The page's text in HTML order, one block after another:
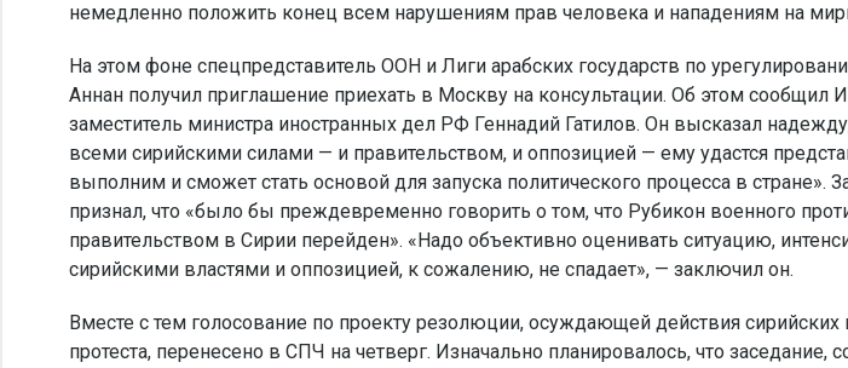
немедленно положить конец всем нарушениям прав человека и нападениям на
На этом фоне спецпредставитель ООН и Лиги арабских государств по
Аннан получил приглашение приехать в Москву на консультации. Об этом
заместитель министра иностранных дел РФ Геннадий Гатилов. Он высказал надежду,
всеми сирийскими силами — и правительством, и оппозицией — ему удастся
выполним и сможет стать основой для запуска политического процесса в
признал, что «было бы преждевременно говорить о том, что Рубикон военного
правительством в Сирии перейден». «Надо объективно оценивать ситуацию,
сирийскими властями и оппозицией, к сожалению, не спадает», — заключил он.
Вместе с тем голосование по проекту резолюции, осуждающей действия
протеста, перенесено в СПЧ на четверг. Изначально планировалось, что заседание,